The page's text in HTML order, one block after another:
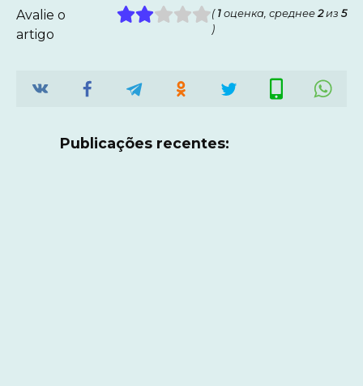
Avalie o
artigo
( 1оценка, среднее 2из 5
)
Publicações recentes: